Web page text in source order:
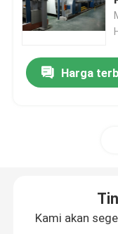
Mesin Bingkai
mesin
mesin finishing
Harga
Kami akan